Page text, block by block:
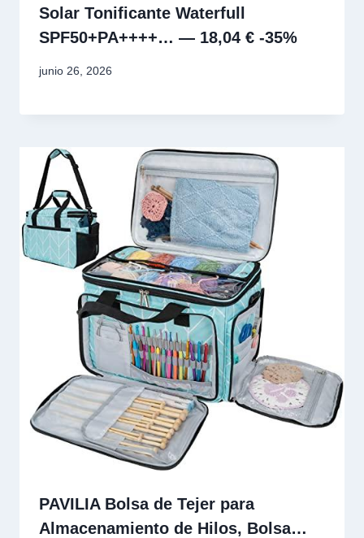
Solar Tonificante Waterfull
SPF50+PA++++… — 18,04 € -35%
junio 26, 2026
PAVILIA Bolsa de Tejer para
Almacenamiento de Hilos, Bolsa…